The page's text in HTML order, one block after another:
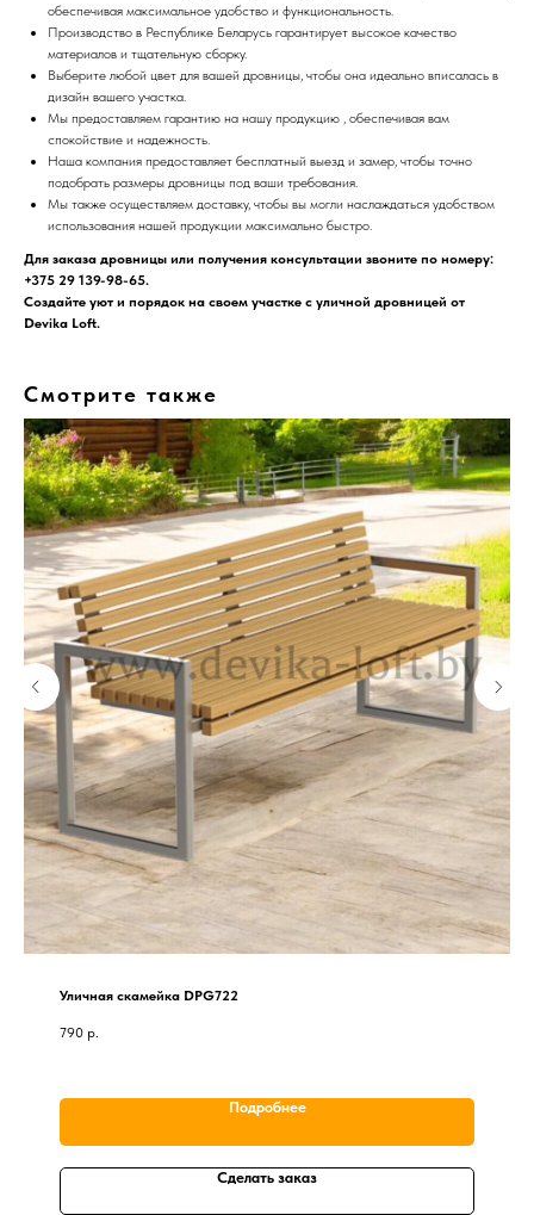
обеспечивая максимальное удобство и функциональность.
Производство в Республике Беларусь гарантирует высокое качество
материалов и тщательную сборку.
Выберите любой цвет для вашей дровницы, чтобы она идеально вписалась в
дизайн вашего участка.
Мы предоставляем гарантию на нашу продукцию , обеспечивая вам
спокойствие и надежность.
Наша компания предоставляет бесплатный выезд и замер, чтобы точно
подобрать размеры дровницы под ваши требования.
Мы также осуществляем доставку, чтобы вы могли наслаждаться удобством
использования нашей продукции максимально быстро.
Для заказа дровницы или получения консультации звоните по номеру:
+375 29 139-98-65.
Создайте уют и порядок на своем участке с уличной дровницей от
Devika Loft.
Смотрите также
Уличная скамейка DPG722
790 р.
Подробнее
Сделать заказ